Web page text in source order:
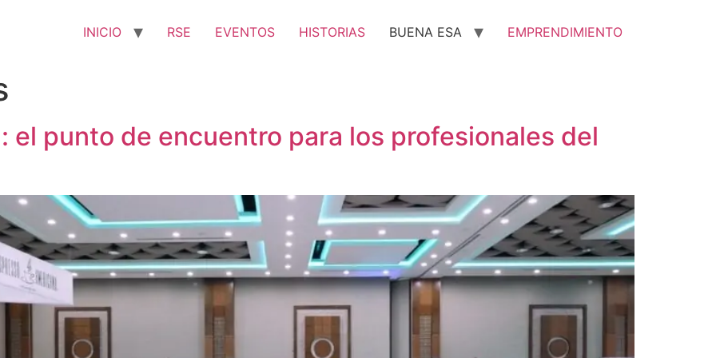
INICIO RSE EVENTOS HISTORIAS BUENA ESA EMPRENDIMIENTO
el punto de encuentro para los profesionales del